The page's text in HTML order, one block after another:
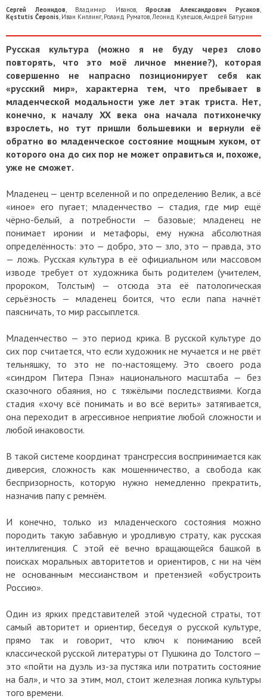
Сергей Леонидов Владимир Иванов, Ярослав Александрович Русаков
Kęstutis Čeponis Иван Киплинг, Роланд Руматов Леонид Кулешов Андрей Батурин
Русская культура (можно я не буду через слово
повторять, что это моё личное мнение?), которая
совершенно не напрасно позиционирует себя как
«русский мир», характерна тем, что пребывает в
младенческой модальности уже лет этак триста. Нет,
конечно, к началу XX века она начала потихонечку
взрослеть, но тут пришли большевики и вернули её
обратно во младенческое состояние мощным хуком, от
которого она до сих пор не может оправиться и, похоже,
уже не сможет.
Младенец — центр вселенной и по определению Велик, а всё
«иное» его пугает; младенчество — стадия, где мир ещё
чёрно-белый, а потребности — базовые; младенец не
понимает иронии и метафоры, ему нужна абсолютная
определённость: это — добро, это — зло, это — правда, это
— ложь. Русская культура в её официальном или массовом
изводе требует от художника быть родителем (учителем,
пророком, Толстым) — отсюда эта её патологическая
серьёзность — младенец боится, что если папа начнёт
паясничать, то мир рассыплется.
Младенчество — это период крика. В русской культуре до
сих пор считается, что если художник не мучается и не рвёт
тельняшку, то это не по-настоящему. Это своего рода
«синдром Питера Пэна» национального масштаба — без
сказочного обаяния, но с тяжёлыми последствиями. Когда
стадия «хочу всё понимать и во всё верить» затягивается,
она переходит в агрессивное неприятие любой сложности и
любой инаковости.
В такой системе координат трансгрессия воспринимается как
диверсия, сложность как мошенничество, а свобода как
беспризорность, которую нужно немедленно прекратить,
назначив папу с ремнём.
И конечно, только из младенческого состояния можно
породить такую забавную и уродливую страту, как русская
интеллигенция. С этой её вечно вращающейся башкой в
поисках моральных авторитетов и ориентиров, с ни на чём
не основанным мессианством и претензией «обустроить
Россию».
Один из ярких представителей этой чудесной страты, тот
самый авторитет и ориентир, беседуя о русской культуре,
прямо так и говорит, что ключ к пониманию всей
классической русской литературы от Пушкина до Толстого —
это «пойти на дуэль из-за пустяка или потратить состояние
на бал», и что за этим, мол, стоит железная логика культуры
того времени.